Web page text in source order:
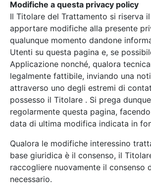
Modifiche a questa privacy policy
Il Titolare del Trattamento si riserva
apportare modifiche alla presente
qualunque momento dandone
Utenti su questa pagina e, se
Applicazione nonché, qualora
legalmente fattibile, inviando una
attraverso uno degli estremi di
possesso il Titolare . Si prega
regolarmente questa pagina,
data di ultima modifica indicata in
Qualora le modifiche interessino
base giuridica è il consenso, il
raccogliere nuovamente il consenso
necessario.